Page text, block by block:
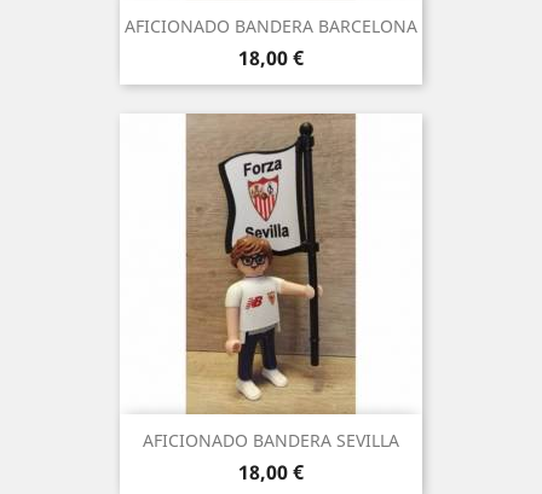
AFICIONADO BANDERA BARCELONA
Precio
18,00 €
AFICIONADO BANDERA SEVILLA
Precio
18,00 €